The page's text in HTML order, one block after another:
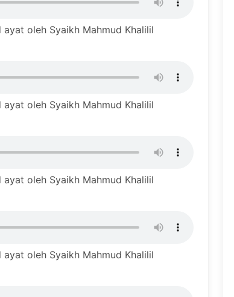
oleh Syaikh Mahmud Khalilil
oleh Syaikh Mahmud Khalilil
oleh Syaikh Mahmud Khalilil
oleh Syaikh Mahmud Khalilil